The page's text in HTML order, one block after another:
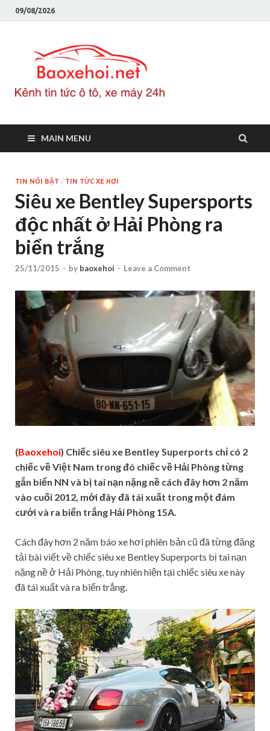
09/08/2026
MAIN MENU
TIN NỔI BẬT / TIN TỨC XE HƠI
Siêu xe Bentley Supersports
độc nhất ở Hải Phòng ra
biển trắng
25/11/2015 - by baoxehoi - Leave a Comment
(Baoxehoi) Chiếc siêu xe Bentley Superports chỉ có 2
chiếc về Việt Nam trong đó chiếc về Hải Phòng từng
gắn biển NN và bị tai nạn nặng nề cách đây hơn 2 năm
vào cuối 2012, mới đây đã tái xuất trong một đám
cưới và ra biển trắng Hải Phòng 15A.
Cách đây hơn 2 năm báo xe hơi phiên bản cũ đã từng đăng
tải bài viết về chiếc siêu xe Bentley Superports bị tai nạn
nặng nề ở Hải Phòng, tuy nhiên hiện tại chiếc siêu xe này
đã tái xuất và ra biển trắng.